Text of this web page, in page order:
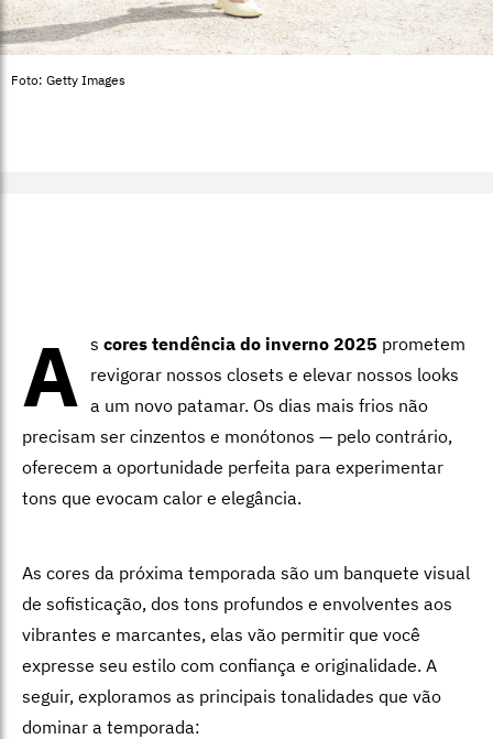
Foto: Getty Images
A s cores tendência do inverno 2025 prometem
revigorar nossos closets e elevar nossos looks
a um novo patamar. Os dias mais frios não
precisam ser cinzentos e monótonos — pelo contrário,
oferecem a oportunidade perfeita para experimentar
tons que evocam calor e elegância.
As cores da próxima temporada são um banquete visual
de sofisticação, dos tons profundos e envolventes aos
vibrantes e marcantes, elas vão permitir que você
expresse seu estilo com confiança e originalidade. A
seguir, exploramos as principais tonalidades que vão
dominar a temporada: